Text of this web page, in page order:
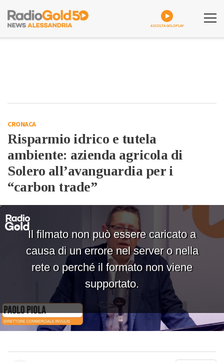
ASCOLTA GOLDPLAY
CRONACA
Risparmio idrico e tutela
ambiente: azienda agricola di
Solero all’avanguardia per i
“carbon trade”